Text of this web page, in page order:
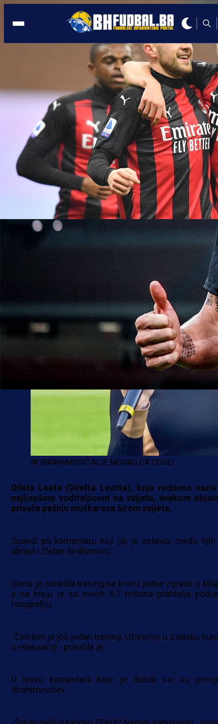
PRELIJEPA NOVINARKA
19:06, 08.07.2020
Šta je to Zlatan Ibrahimović poručio
atraktivnoj Dileti Leoti?
BHFudbal.ba 2
19:06, 08.07.2020
NI IBRAHIMOVIĆ NIJE MOGAO DA ODOLI
Dileta Leota (Diletta Leotta), koju redovno
najljepšom voditeljicom na svijetu, svakom
privuče pažnju muškaraca širom svijeta.
Sudeći po komentaru koji joj je ostavio, među
ubraja i Zlatan Ibrahimović.
Dileta je odradila trening na krovu jedne zgrade u
a na kraju je sa svojih 6,7 miliona pratitelja
fotografiju.
-Završen je još jedan trening. Uživajmo u zalasku
u relaksaciji - poručila je.
U moru komentara koje je dobila svi su
Ibrahimovićev.